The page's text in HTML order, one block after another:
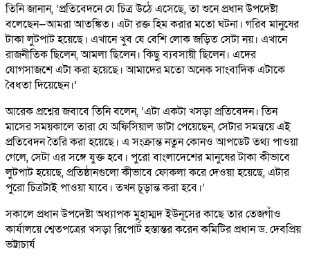
তিনি জানান, ‘প্রতিবেদনে যে চিত্র উঠে এসেছে, তা শুনে প্রধান উপদেষ্টা
বলেছেন—আমরা আতঙ্কিত। এটা রক্ত হিম করার মতো ঘটনা। গরিব মানুষের
টাকা লুটপাট হয়েছে। এখানে খুব যে বেশি লোক জড়িত সেটা নয়। এখানে
রাজনীতিক ছিলেন, আমলা ছিলেন। কিছু ব্যবসায়ী ছিলেন। এদের
যোগসাজশে এটা করা হয়েছে। আমাদের মতো অনেক সাংবাদিক এটাকে
বৈধতা দিয়েছেন।’
আরেক প্রশ্নের জবাবে তিনি বলেন, ‘এটা একটা খসড়া প্রতিবেদন। তিন
মাসের সময়কালে তারা যে অফিসিয়াল ডাটা পেয়েছেন, সেটার সমন্বয়ে এই
প্রতিবেদন তৈরি করা হয়েছে। এ সংক্রান্ত নতুন কোনও আপডেট তথ্য পাওয়া
গেলে, সেটা এর সঙ্গে যুক্ত হবে। পুরো বাংলাদেশের মানুষের টাকা কীভাবে
লুটপাট হয়েছে, প্রতিষ্ঠানগুলো কীভাবে ফোকলা করে দেওয়া হয়েছে, এটার
পুরো চিত্রটাই পাওয়া যাবে। তখন চূড়ান্ত করা হবে।’
সকালে প্রধান উপদেষ্টা অধ্যাপক মুহাম্মদ ইউনূসের কাছে তার তেজগাঁও
কার্যালয়ে শ্বেতপত্রের খসড়া রিপোর্ট হস্তান্তর করেন কমিটির প্রধান ড. দেবপ্রিয়
ভট্টাচার্য